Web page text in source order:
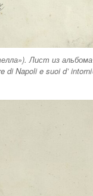
Лист из альбома
di Napoli e suoi d’